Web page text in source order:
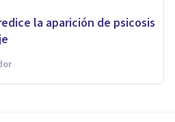
la aparición de psicosis